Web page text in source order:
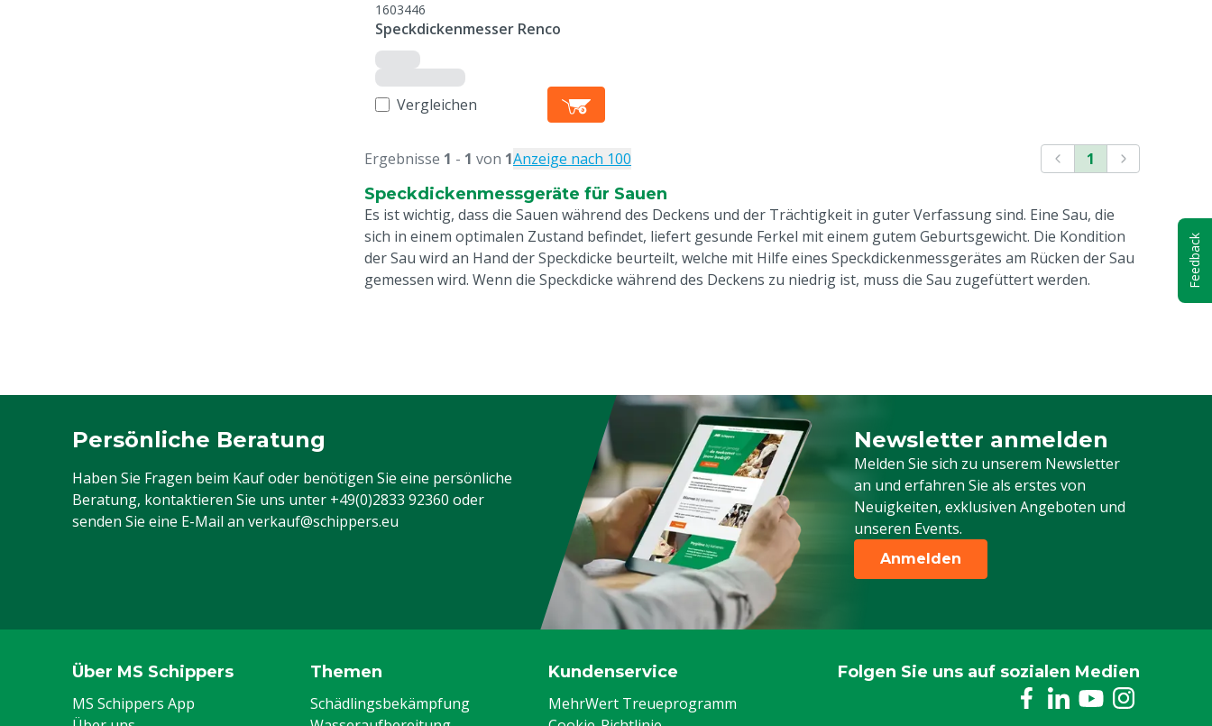
1603446
Speckdickenmesser Renco
Vergleichen
Ergebnisse 1 - 1 von 1Anzeige nach 100
1
Speckdickenmessgeräte für Sauen
Es ist wichtig, dass die Sauen während des Deckens und der Trächtigkeit in guter Verfassung sind. Eine Sau, die
sich in einem optimalen Zustand befindet, liefert gesunde Ferkel mit einem gutem Geburtsgewicht. Die Kondition
der Sau wird an Hand der Speckdicke beurteilt, welche mit Hilfe eines Speckdickenmessgerätes am Rücken der Sau
gemessen wird. Wenn die Speckdicke während des Deckens zu niedrig ist, muss die Sau zugefüttert werden.
Persönliche Beratung
Haben Sie Fragen beim Kauf oder benötigen Sie eine persönliche
Beratung, kontaktieren Sie uns unter +49(0)2833 92360 oder
senden Sie eine E-Mail an verkauf@schippers.eu
Newsletter anmelden
Melden Sie sich zu unserem Newsletter
an und erfahren Sie als erstes von
Neuigkeiten, exklusiven Angeboten und
unseren Events.
Melden Sie sich für unseren Newsletter
Anmelden
Über MS Schippers
MS Schippers App
Themen
Schädlingsbekämpfung
Kundenservice
MehrWert Treueprogramm
Folgen Sie uns auf sozialen Medien
Feedback